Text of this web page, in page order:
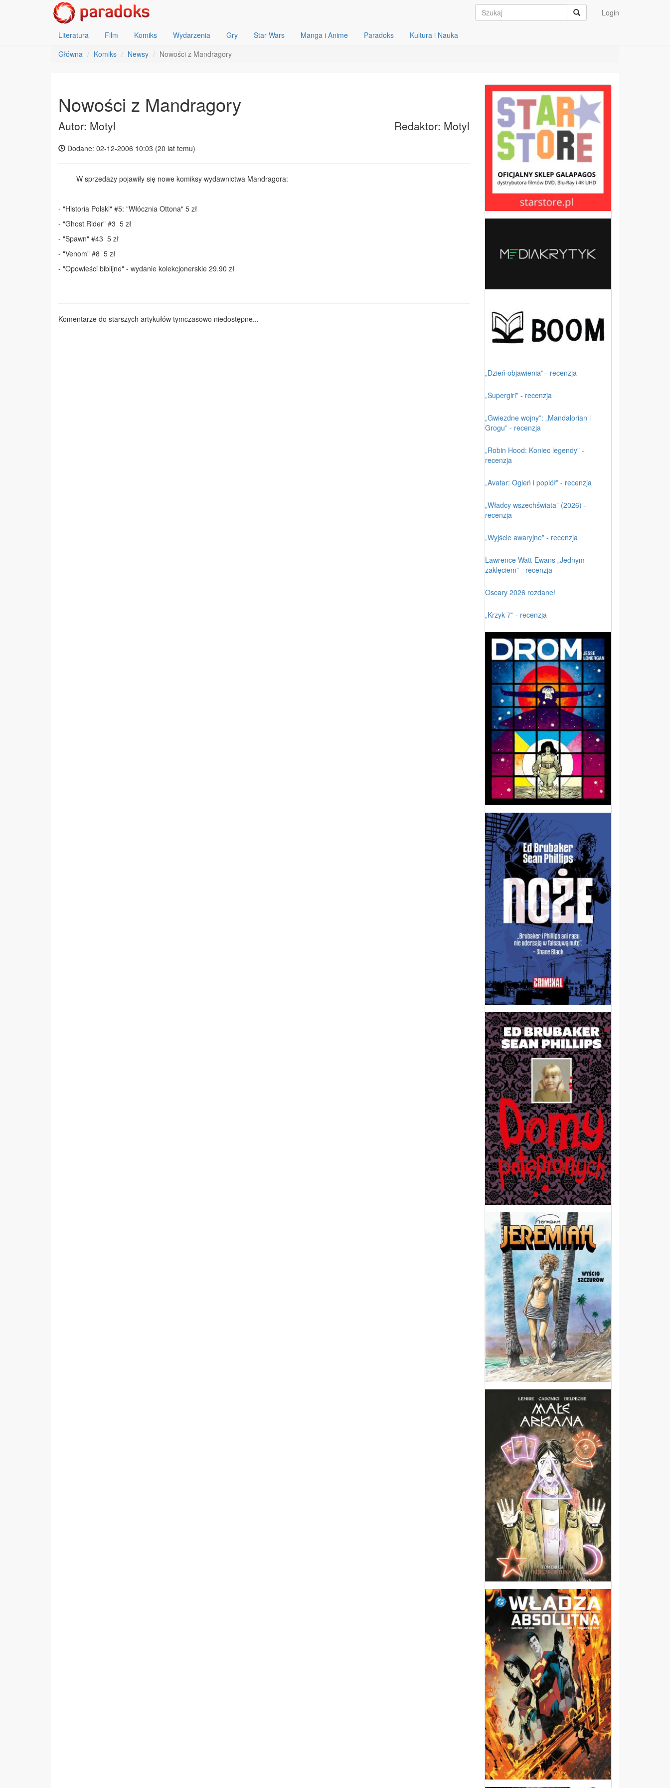
Login
Literatura Film Komiks Wydarzenia Gry Star Wars Manga i Anime Paradoks
Kultura i Nauka
Główna
Komiks Newsy Nowości z Mandragory
Nowości z Mandragory
Autor: Motyl Redaktor: Motyl
Dodane: 02-12-2006 10:03 (20 lat temu)
W sprzedaży pojawiły się nowe komiksy wydawnictwa Mandragora:
- "Historia Polski" #5: "Włócznia Ottona" 5 zł
- "Ghost Rider" #3 5 zł
- "Spawn" #43 5 zł
- "Venom" #8 5 zł
- "Opowieści biblijne" - wydanie kolekcjonerskie 29.90 zł
Komentarze do starszych artykułów tymczasowo niedostępne...
„Dzień objawienia” - recenzja
„Supergirl” - recenzja
„Gwiezdne wojny”: „Mandalorian i
Grogu” - recenzja
„Robin Hood: Koniec legendy” -
recenzja
„Avatar: Ogień i popiół” - recenzja
„Władcy wszechświata” (2026) -
recenzja
„Wyjście awaryjne” - recenzja
Lawrence Watt-Ewans „Jednym
zaklęciem” - recenzja
Oscary 2026 rozdane!
„Krzyk 7” - recenzja